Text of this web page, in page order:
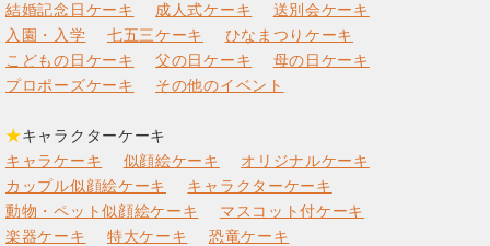
結婚記念日ケーキ
成人式ケーキ
送別会ケーキ
入園・入学
七五三ケーキ
ひなまつりケーキ
こどもの日ケーキ
父の日ケーキ
母の日ケーキ
プロポーズケーキ
その他のイベント
★キャラクターケーキ
キャラケーキ
似顔絵ケーキ
オリジナルケーキ
カップル似顔絵ケーキ
キャラクターケーキ
動物・ペット似顔絵ケーキ
マスコット付ケーキ
楽器ケーキ
特大ケーキ 恐竜ケーキ